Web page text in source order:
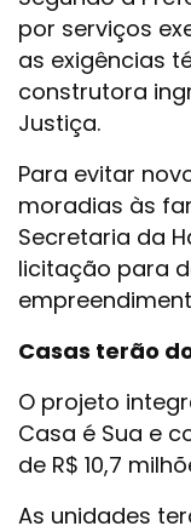
por serviços
as exigências
construtora
Justiça.
Para evitar
moradias às
Secretaria da
licitação para
Casas terão
O projeto
Casa é Sua e
de R$ 10,7
As unidades